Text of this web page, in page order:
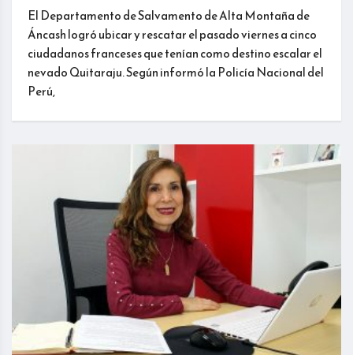
El Departamento de Salvamento de Alta Montaña de
Áncash logró ubicar y rescatar el pasado viernes a cinco
ciudadanos franceses que tenían como destino escalar el
nevado Quitaraju. Según informó la Policía Nacional del
Perú,